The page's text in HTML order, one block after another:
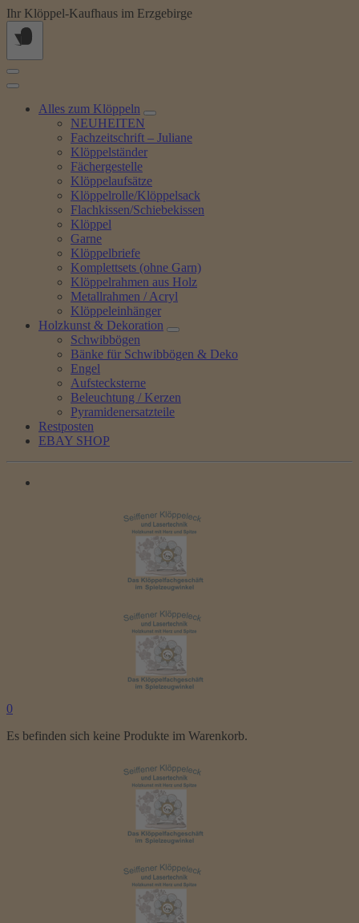
Springe
zum
Inhalt
Ihr Klöppel-Kaufhaus im Erzgebirge
Alles zum Klöppeln
NEUHEITEN
Fachzeitschrift – Juliane
Klöppelständer
Fächergestelle
Klöppelaufsätze
Klöppelrolle/Klöppelsack
Flachkissen/Schiebekissen
Klöppel
Garne
Klöppelbriefe
Komplettsets (ohne Garn)
Klöppelrahmen aus Holz
Metallrahmen / Acryl
Klöppeleinhänger
Holzkunst & Dekoration
Schwibbögen
Bänke für Schwibbögen & Deko
Engel
Aufstecksterne
Beleuchtung / Kerzen
Pyramidenersatzteile
Restposten
EBAY SHOP
0
Es befinden sich keine Produkte im Warenkorb.